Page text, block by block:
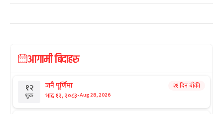
आगामी बिदाहरु
१२
शुक्र
जनै पूर्णिमा
भाद्र १२, २०८३-Aug 28, 2026
२१ दिन बाँकी